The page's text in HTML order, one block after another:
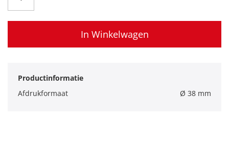
In Winkelwagen
Productinformatie
Afdrukformaat
Ø 38 mm